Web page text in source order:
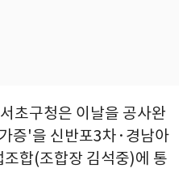
초구청은 이날을 공사완
증'을 신반포3차·경남아
합(조합장 김석중)에 통